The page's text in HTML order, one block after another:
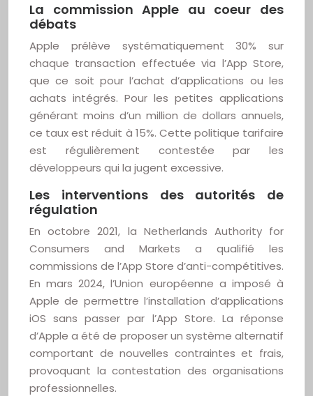
La commission Apple au coeur des
débats
Apple prélève systématiquement 30% sur
chaque transaction effectuée via l’App Store,
que ce soit pour l’achat d’applications ou les
achats intégrés. Pour les petites applications
générant moins d’un million de dollars annuels,
ce taux est réduit à 15%. Cette politique tarifaire
est régulièrement contestée par les
développeurs qui la jugent excessive.
Les interventions des autorités de
régulation
En octobre 2021, la Netherlands Authority for
Consumers and Markets a qualifié les
commissions de l’App Store d’anti-compétitives.
En mars 2024, l’Union européenne a imposé à
Apple de permettre l’installation d’applications
iOS sans passer par l’App Store. La réponse
d’Apple a été de proposer un système alternatif
comportant de nouvelles contraintes et frais,
provoquant la contestation des organisations
professionnelles.